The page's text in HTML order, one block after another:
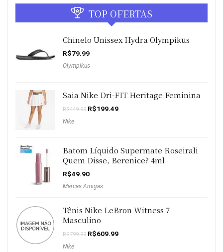
TOP OFERTAS
Chinelo Unissex Hydra Olympikus
R$79.99
Olympikus
Saia Nike Dri-FIT Heritage Feminina
R$449.99 O
R$199.49O
Nike
Batom Líquido Supermate Roseirali
Quem Disse, Berenice? 4ml
R$49.90
Marcas Amigas
Tênis Nike LeBron Witness 7
Masculino
R$799.99 O
R$609.99O
Nike